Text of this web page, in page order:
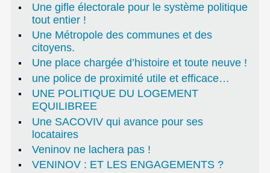
Une gifle électorale pour le système politique
tout entier !
Une Métropole des communes et des
citoyens.
Une place chargée d’histoire et toute neuve !
une police de proximité utile et efficace…
UNE POLITIQUE DU LOGEMENT
EQUILIBREE
Une SACOVIV qui avance pour ses
locataires
Veninov ne lachera pas !
VENINOV : ET LES ENGAGEMENTS ?